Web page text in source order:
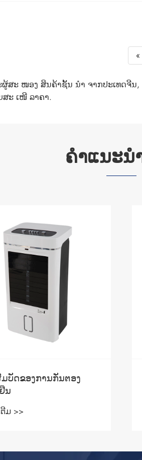
«
ສະ ໜອງ ສິນຄ້າຊັ້ນ ນຳ ຈາກປະເທດ
ສະ ເໜີ ລາຄາ.
ຄໍາແນະນໍ
ຕົ້ນຕໍຂອງເຄື່ອງ
ແນວຕັ້ງ cooler
ຕີມ >>